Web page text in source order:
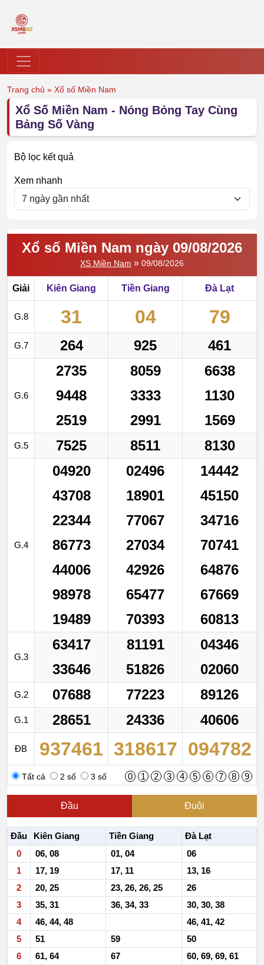
Trang chủ » Xổ số Miền Nam
Xổ Số Miền Nam - Nóng Bỏng Tay Cùng
Bảng Số Vàng
Bộ lọc kết quả
Xem nhanh
Xổ số Miền Nam ngày 09/08/2026
XS Miền Nam » 09/08/2026
Giải Kiên Giang Tiền Giang Đà Lạt
G.8 31 04 79
G.7 264 925 461
G.6
2735 8059
6638
9448
3333
1130
2519
2991 1569
G.5 7525 8511 8130
G.4
04920 02496
14442
43708
18901
45150
22344
77067
34716
86773
27034
70741
44006
42926
64876
98978
65477
67669
19489
70393 60813
G.3
63417 81191
04346
33646
51826 02060
G.2 07688 77223 89126
G.1 28651 24336 40606
ĐB 937461 318617 094782
Tất cả 2 số 3 số 0 1 2 3 4 5 6 7 8 9
Đầu Đuôi
Đầu Kiên Giang Tiền Giang
Đà Lạt
0
06, 08 01, 04
06
1
17, 19 17, 11
13, 16
2
20, 25 23, 26, 26, 25
26
3
35, 31 36, 34, 33
30, 30, 38
4
46, 44, 48
46, 41, 42
5
51 59
50
6
61, 64 67
60, 69, 69, 61